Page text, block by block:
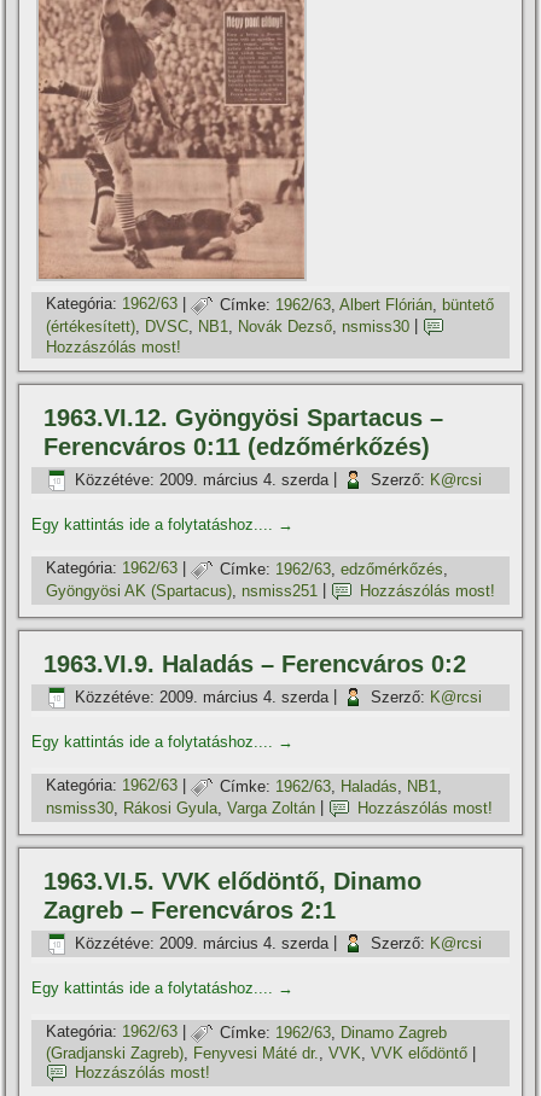
Kategória: 1962/63 | Címke: 1962/63 ,Albert Flórián
büntető
(értékesí­tett)
DVSC NB1 Novák Dezső nsmiss30
Hozzászólás most!
1963.VI.12. Gyöngyösi Spartacus –
Ferencváros 0:11 (edzőmérkőzés)
Közzétéve: 2009. március 4. szerda Szerző: K@rcsi
Egy kattintás ide a folytatáshoz.... →
Kategória: 1962/63 | Címke: 1962/63 ,edzőmérkőzés
Gyöngyösi AK (Spartacus) nsmiss251 Hozzászólás most!
1963.VI.9. Haladás – Ferencváros 0:2
Közzétéve: 2009. március 4. szerda Szerző: K@rcsi
Egy kattintás ide a folytatáshoz.... →
Kategória: 1962/63 | Címke: 1962/63 Haladás NB1
nsmiss30
Rákosi Gyula ,Varga Zoltán Hozzászólás most!
1963.VI.5. VVK elődöntő, Dinamo
Zagreb – Ferencváros 2:1
Közzétéve: 2009. március 4. szerda Szerző: K@rcsi
Egy kattintás ide a folytatáshoz.... →
Kategória: 1962/63 | Címke: 1962/63
Dinamo Zagreb
(Gradjanski Zagreb), Fenyvesi Máté dr.,VVK,VVK elődöntő
Hozzászólás most!